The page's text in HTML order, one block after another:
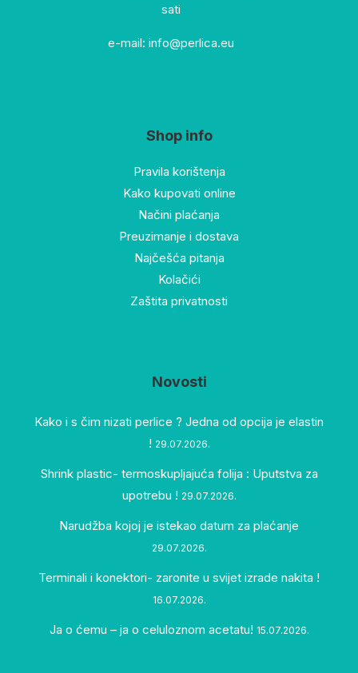
sati
e-mail: info@perlica.eu
Shop info
Pravila korištenja
Kako kupovati online
Načini plaćanja
Preuzimanje i dostava
Najčešća pitanja
Kolačići
Zaštita privatnosti
Novosti
Kako i s čim nizati perlice ? Jedna od opcija je elastin
! 29.07.2026.
Shrink plastic- termoskupljajuća folija : Uputstva za
upotrebu ! 29.07.2026.
Narudžba kojoj je istekao datum za plaćanje
29.07.2026.
Terminali i konektori- zaronite u svijet izrade nakita !
16.07.2026.
Ja o ćemu – ja o celuloznom acetatu! 15.07.2026.